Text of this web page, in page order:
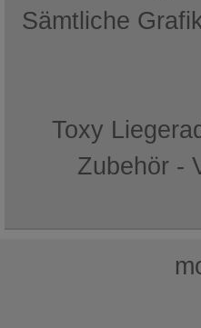
Sämtliche
Toxy
Zubehör -